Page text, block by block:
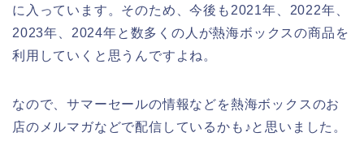
に入っています。そのため、今後も2021年、2022年、
2023年、2024年と数多くの人が熱海ボックスの商品を
利用していくと思うんですよね。
なので、サマーセールの情報などを熱海ボックスのお
店のメルマガなどで配信しているかも♪と思いました。